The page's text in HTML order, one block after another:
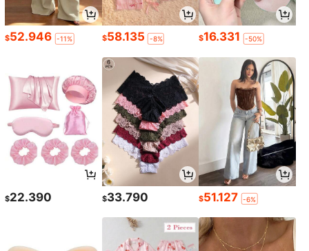
$52.946 -11% $58.135 -8% $16.331 -50%
$22.390 $33.790 $51.127 -6%